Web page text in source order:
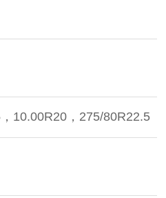
10.00R20，275/80R22.5